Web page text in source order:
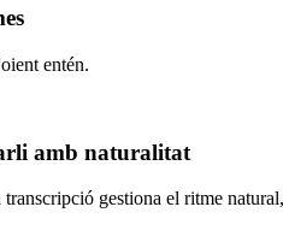
entén.
amb naturalitat
gestiona el ritme